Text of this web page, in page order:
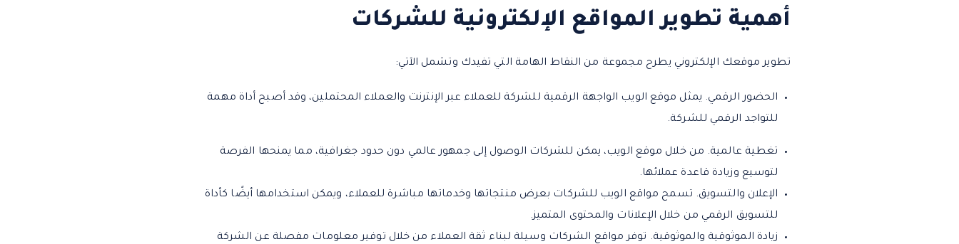
أهمية تطوير المواقع الإلكترونية للشركات
تطوير موقعك الإلكتروني يطرح مجموعة من النقاط الهامة التي تفيدك وتشمل الآتي:
الحضور الرقمي. يمثل موقع الويب الواجهة الرقمية للشركة للعملاء عبر الإنترنت والعملاء المحتملين، وقد أصبح أداة مهمة
للتواجد الرقمي للشركة.
تغطية عالمية. من خلال موقع الويب، يمكن للشركات الوصول إلى جمهور عالمي دون حدود جغرافية، مما يمنحها الفرصة
لتوسيع وزيادة قاعدة عملائها.
الإعلان والتسويق. تسمح مواقع الويب للشركات بعرض منتجاتها وخدماتها مباشرة للعملاء، ويمكن استخدامها أيضًا كأداة
للتسويق الرقمي من خلال الإعلانات والمحتوى المتميز.
زيادة الموثوقية والموثوقية. توفر مواقع الشركات وسيلة لبناء ثقة العملاء من خلال توفير معلومات مفصلة عن الشركة